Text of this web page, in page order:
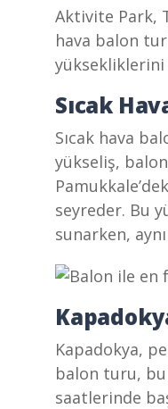
Aktivite Park,
hava balon
yüksekliklerini
Sıcak
Sıcak hava
yükseliş,
seyreder. Bu
sunarken,
Kapadokya,
balon turu, bu
saatlerinde